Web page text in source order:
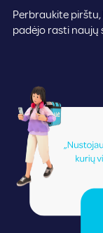
Perbraukite
padėjo rasti naujų